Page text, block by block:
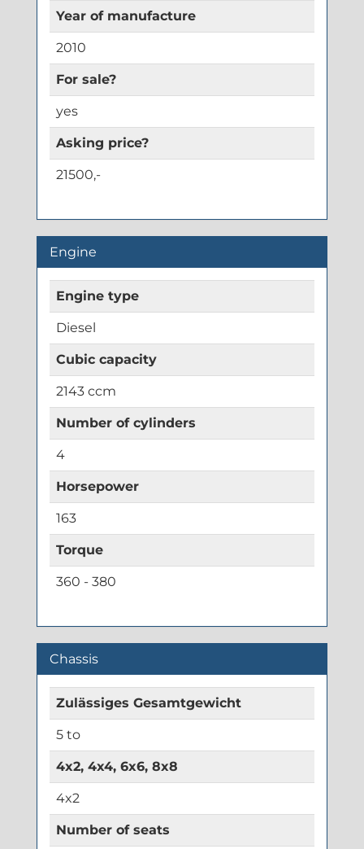
Year of manufacture
2010
For sale?
yes
Asking price?
21500,-
Engine
Engine type
Diesel
Cubic capacity
2143 ccm
Number of cylinders
4
Horsepower
163
Torque
360 - 380
Chassis
Zulässiges Gesamtgewicht
5 to
4x2, 4x4, 6x6, 8x8
4x2
Number of seats